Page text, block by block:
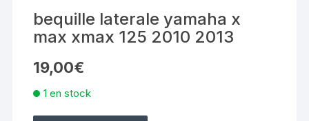
bequille laterale yamaha x
max xmax 125 2010 2013
19,00€
1 en stock